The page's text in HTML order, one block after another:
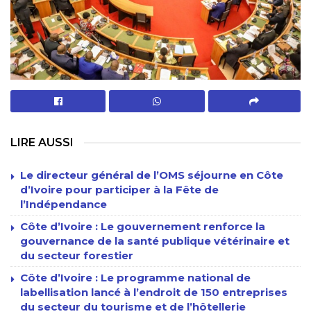
LIRE AUSSI
Le directeur général de l’OMS séjourne en Côte
d’Ivoire pour participer à la Fête de
l’Indépendance
Côte d’Ivoire : Le gouvernement renforce la
gouvernance de la santé publique vétérinaire et
du secteur forestier
Côte d’Ivoire : Le programme national de
labellisation lancé à l’endroit de 150 entreprises
du secteur du tourisme et de l’hôtellerie